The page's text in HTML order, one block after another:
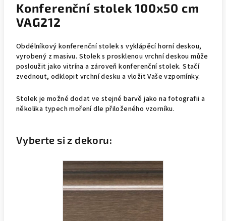
Konferenční stolek 100x50 cm
VAG212
Obdélníkový konferenční stolek s vyklápěcí horní deskou,
vyrobený z masivu. Stolek s prosklenou vrchní deskou může
posloužit jako vitrína a zároveň konferenční stolek. Stačí
zvednout, odklopit vrchní desku a vložit Vaše vzpomínky.
Stolek je možné dodat ve stejné barvě jako na fotografii a
několika typech moření dle přiloženého vzorníku.
Vyberte si z dekoru: